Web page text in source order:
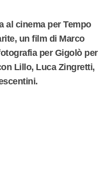
al cinema per Tempo
un film di Marco
per Gigolò per
Lillo, Luca Zingretti,